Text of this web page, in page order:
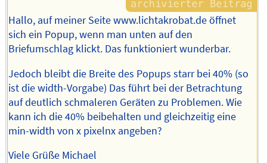
Hallo, auf meiner Seite www.lichtakrobat.de öffnet
sich ein Popup, wenn man unten auf den
Briefumschlag klickt. Das funktioniert wunderbar.
Jedoch bleibt die Breite des Popups starr bei 40% (so
ist die width-Vorgabe) Das führt bei der Betrachtung
auf deutlich schmaleren Geräten zu Problemen. Wie
kann ich die 40% beibehalten und gleichzeitig eine
min-width von x pixelnx angeben?
Viele Grüße Michael